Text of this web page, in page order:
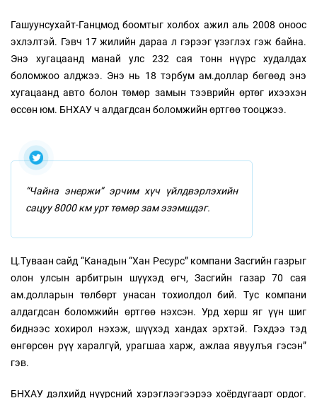
Гашуунсухайт-Ганцмод боомтыг холбох ажил аль 2008 оноос
эхлэлтэй. Гэвч 17 жилийн дараа л гэрээг үзэглэх гэж байна.
Энэ хугацаанд манай улс 232 сая тонн нүүрс худалдах
боломжоо алджээ. Энэ нь 18 тэрбум ам.доллар бөгөөд энэ
хугацаанд авто болон төмөр замын тээврийн өртөг ихээхэн
өссөн юм. БНХАУ ч алдагдсан боломжийн өртгөө тооцжээ.
“Чайна энержи” эрчим хүч үйлдвэрлэхийн
сацуу 8000 км урт төмөр зам эзэмшдэг.
Ц.Туваан сайд “Канадын “Хан Ресурс” компани Засгийн газрыг
олон улсын арбитрын шүүхэд өгч, Засгийн газар 70 сая
ам.долларын төлбөрт унасан тохиолдол бий. Тус компани
алдагдсан боломжийн өртгөө нэхсэн. Урд хөрш яг үүн шиг
биднээс хохирол нэхэж, шүүхэд хандах эрхтэй. Гэхдээ тэд
өнгөрсөн рүү харалгүй, урагшаа харж, ажлаа явуулъя гэсэн”
гэв.
БНХАУ дэлхийд нүүрсний хэрэглээгээрээ хоёрдугаарт ордог.